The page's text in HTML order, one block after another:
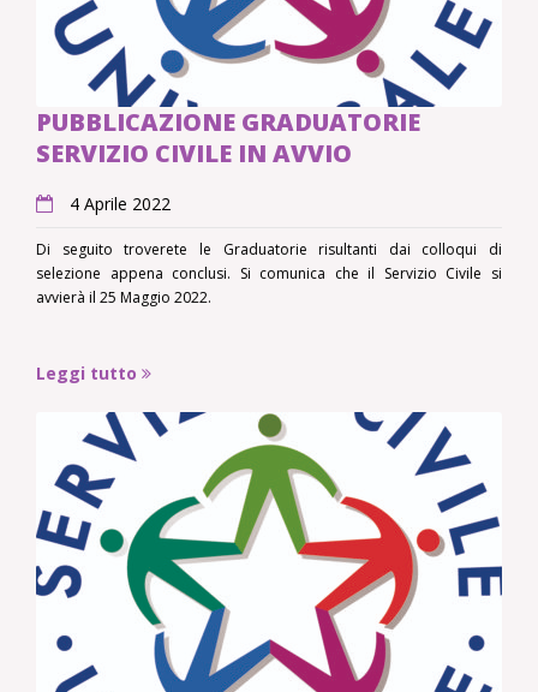
PUBBLICAZIONE GRADUATORIE
SERVIZIO CIVILE IN AVVIO
4 Aprile 2022
Di seguito troverete le Graduatorie risultanti dai colloqui di
selezione appena conclusi. Si comunica che il Servizio Civile si
avvierà il 25 Maggio 2022.
Leggi tutto